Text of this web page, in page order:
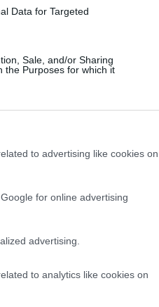
Data for Targeted
Sale, and/or Sharing
the Purposes for which it
to advertising like cookies on
for online advertising
advertising.
to analytics like cookies on
mozikban a
című természetfilmet,
készült.
gólya
gólya a gemenci
lehet követni.
tíz hektárnyi idős
Gemencen